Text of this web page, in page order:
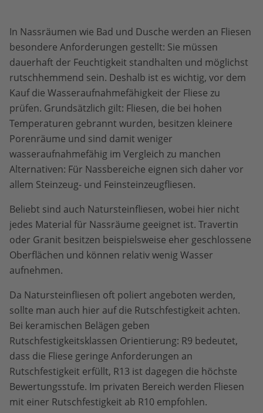
In Nassräumen wie Bad und Dusche werden an Fliesen
besondere Anforderungen gestellt: Sie müssen
dauerhaft der Feuchtigkeit standhalten und möglichst
rutschhemmend sein. Deshalb ist es wichtig, vor dem
Kauf die Wasseraufnahmefähigkeit der Fliese zu
prüfen. Grundsätzlich gilt: Fliesen, die bei hohen
Temperaturen gebrannt wurden, besitzen kleinere
Porenräume und sind damit weniger
wasseraufnahmefähig im Vergleich zu manchen
Alternativen: Für Nassbereiche eignen sich daher vor
allem Steinzeug- und Feinsteinzeugfliesen.
Beliebt sind auch Natursteinfliesen, wobei hier nicht
jedes Material für Nassräume geeignet ist. Travertin
oder Granit besitzen beispielsweise eher geschlossene
Oberflächen und können relativ wenig Wasser
aufnehmen.
Da Natursteinfliesen oft poliert angeboten werden,
sollte man auch hier auf die Rutschfestigkeit achten.
Bei keramischen Belägen geben
Rutschfestigkeitsklassen Orientierung: R9 bedeutet,
dass die Fliese geringe Anforderungen an
Rutschfestigkeit erfüllt, R13 ist dagegen die höchste
Bewertungsstufe. Im privaten Bereich werden Fliesen
mit einer Rutschfestigkeit ab R10 empfohlen.